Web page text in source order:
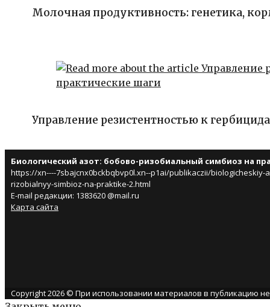
Молочная продуктивность: генетика,
Управление резистентностью к
Биологический азот: бобово-ризобиальный симбиоз на
https://xn----7sbajcnx0bckbqbvp0l.xn--p1ai/publikaczii/biologicheskiy-
rizobialnyy-simbioz-na-praktike-2.html
E-mail редакции: 1383620 @mail.ru
Карта сайта
Copyright 2026 © При использовании материалов в публикацию